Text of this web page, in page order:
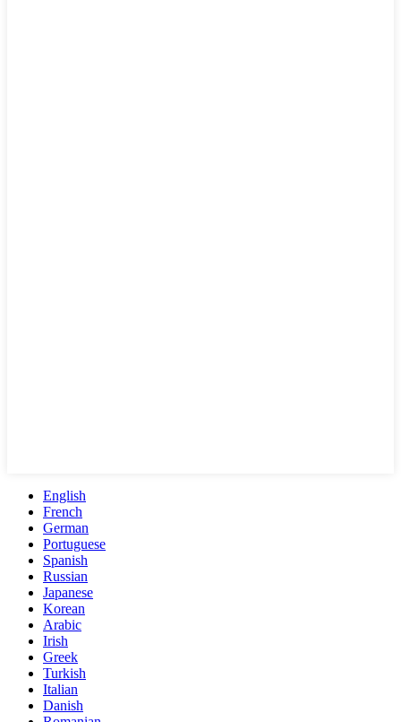
English
French
German
Portuguese
Spanish
Russian
Japanese
Korean
Arabic
Irish
Greek
Turkish
Italian
Danish